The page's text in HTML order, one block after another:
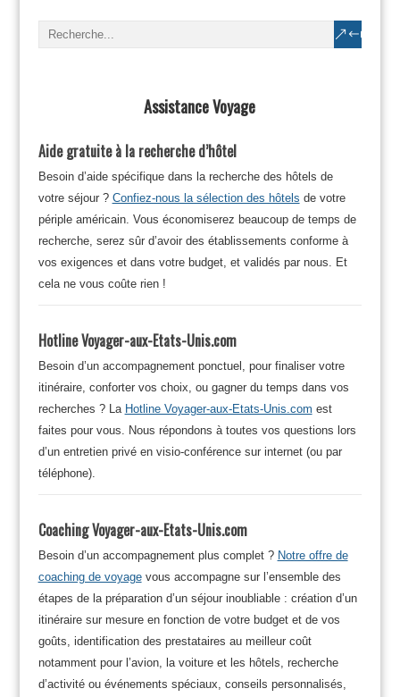
Assistance Voyage
Aide gratuite à la recherche d’hôtel
Besoin d’aide spécifique dans la recherche des hôtels de
votre séjour ? Confiez-nous la sélection des hôtels de votre
périple américain. Vous économiserez beaucoup de temps de
recherche, serez sûr d’avoir des établissements conforme à
vos exigences et dans votre budget, et validés par nous. Et
cela ne vous coûte rien !
Hotline Voyager-aux-Etats-Unis.com
Besoin d’un accompagnement ponctuel, pour finaliser votre
itinéraire, conforter vos choix, ou gagner du temps dans vos
recherches ? La Hotline Voyager-aux-Etats-Unis.com est
faites pour vous. Nous répondons à toutes vos questions lors
d’un entretien privé en visio-conférence sur internet (ou par
téléphone).
Coaching Voyager-aux-Etats-Unis.com
Besoin d’un accompagnement plus complet ? Notre offre de
coaching de voyagevous accompagne sur l’ensemble des
étapes de la préparation d’un séjour inoubliable : création d’un
itinéraire sur mesure en fonction de votre budget et de vos
goûts, identification des prestataires au meilleur coût
notamment pour l’avion, la voiture et les hôtels, recherche
d’activité ou événements spéciaux, conseils personnalisés,